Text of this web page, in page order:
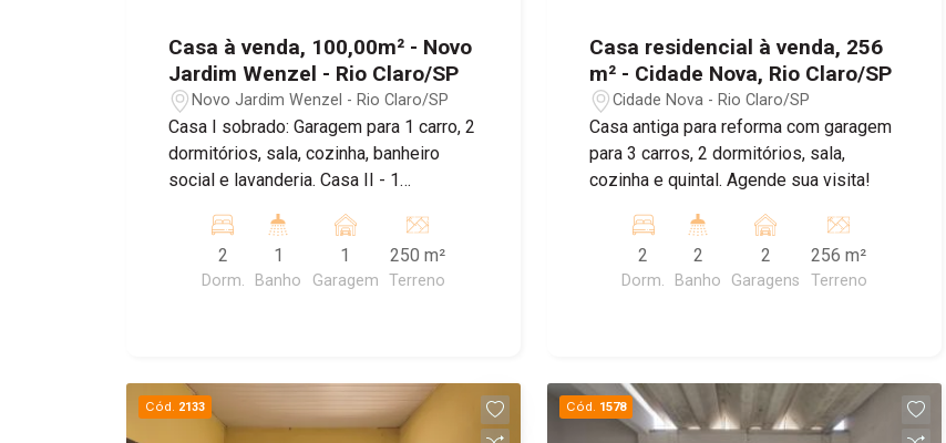
Casa à venda, 100,00m² - Novo
Jardim Wenzel - Rio Claro/SP
Novo Jardim Wenzel - Rio Claro/SP
Casa I sobrado: Garagem para 1 carro, 2
dormitórios, sala, cozinha, banheiro
social e lavanderia. Casa II - 1
social e lavanderia.
2
Dorm.
1
Banho
1
Garagem
250 m²
Terreno
Casa residencial à venda, 256
m² - Cidade Nova, Rio Claro/SP
Cidade Nova - Rio Claro/SP
Casa antiga para reforma com garagem
para 3 carros, 2 dormitórios, sala,
cozinha e quintal. Agende sua visita!
2
Dorm.
2
Banho
2
Garagens
256 m²
Terreno
Cód. 2133 Cód. 1578